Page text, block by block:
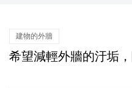
建物的外牆
希望減輕外牆的汙垢